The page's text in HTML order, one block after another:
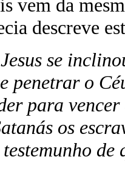
vem da
descreve
se
penetrar o
para
os